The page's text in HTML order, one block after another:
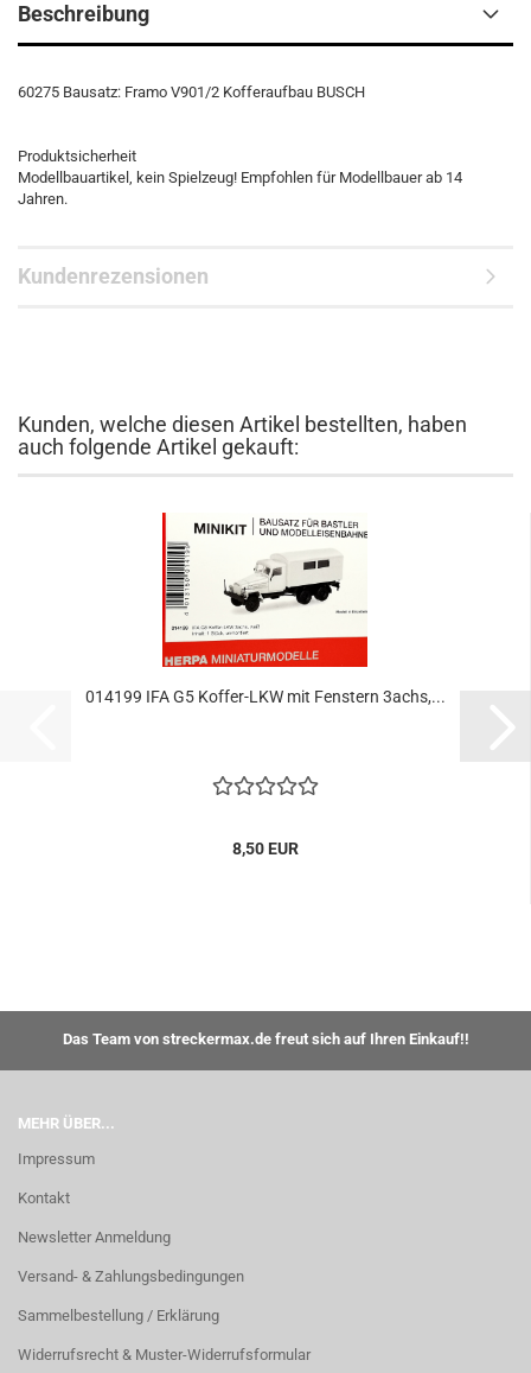
Beschreibung
60275 Bausatz: Framo V901/2 Kofferaufbau BUSCH
Produktsicherheit
Modellbauartikel, kein Spielzeug! Empfohlen für Modellbauer ab 14
Jahren.
Kundenrezensionen
Kunden, welche diesen Artikel bestellten, haben
auch folgende Artikel gekauft:
014199 IFA G5 Koffer-LKW mit Fenstern 3achs,...
8,50 EUR
Das Team von streckermax.de freut sich auf Ihren Einkauf!!
MEHR ÜBER...
Impressum
Kontakt
Newsletter Anmeldung
Versand- & Zahlungsbedingungen
Sammelbestellung / Erklärung
Widerrufsrecht & Muster-Widerrufsformular